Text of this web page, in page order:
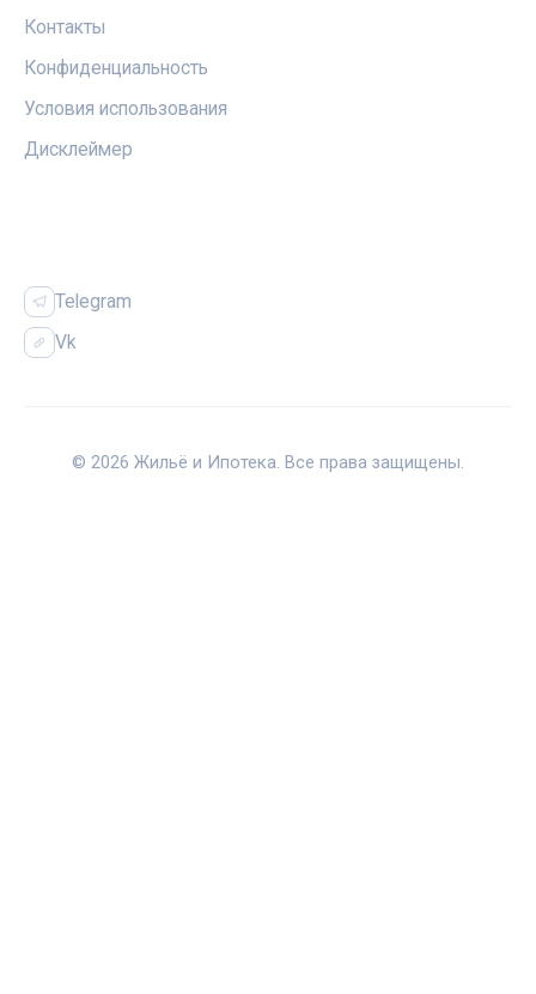
Контакты
Конфиденциальность
Условия использования
Дисклеймер
Telegram
Vk
© 2026 Жильё и Ипотека. Все права защищены.